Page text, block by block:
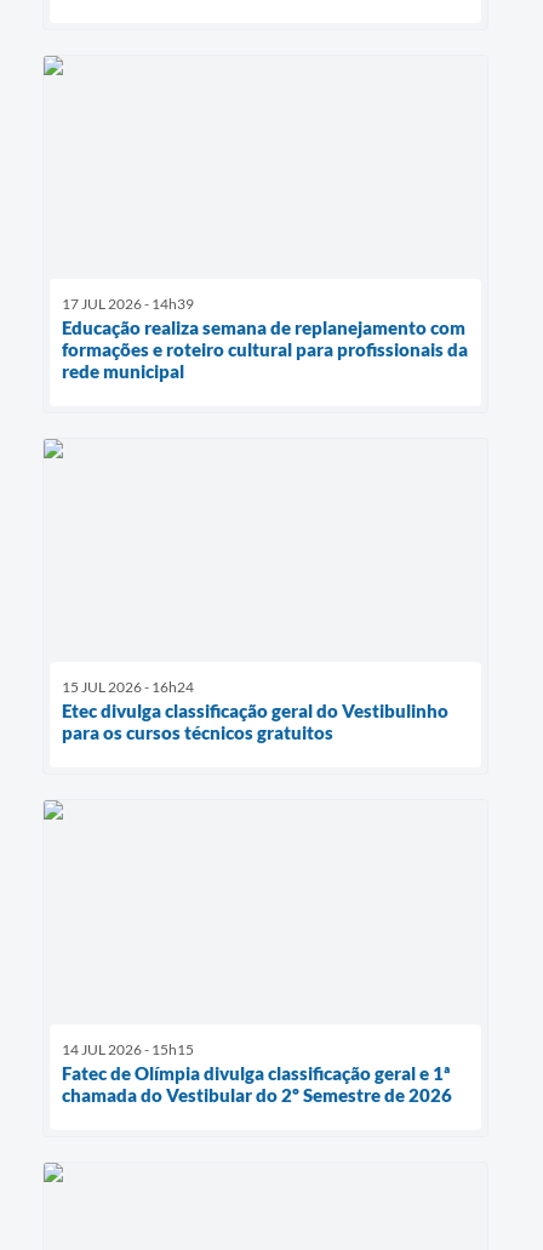
17 JUL 2026 - 14h39
Educação realiza semana de replanejamento com
formações e roteiro cultural para profissionais da
rede municipal
15 JUL 2026 - 16h24
Etec divulga classificação geral do Vestibulinho
para os cursos técnicos gratuitos
14 JUL 2026 - 15h15
Fatec de Olímpia divulga classificação geral e 1ª
chamada do Vestibular do 2º Semestre de 2026